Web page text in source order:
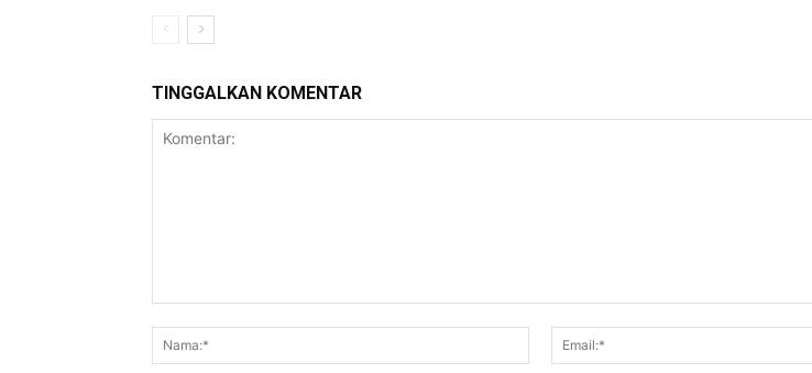
TINGGALKAN KOMENTAR
Nama:*